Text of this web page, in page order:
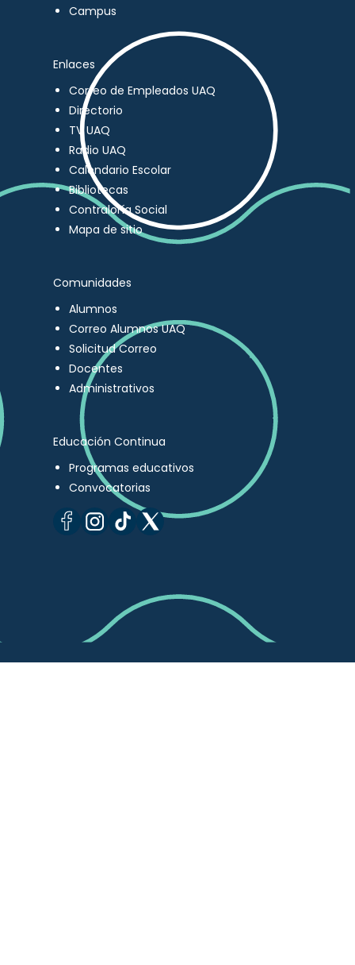
Campus
Enlaces
Correo de Empleados UAQ
Directorio
TV UAQ
Radio UAQ
Calendario Escolar
Bibliotecas
Contraloría Social
Mapa de sitio
Comunidades
Alumnos
Correo Alumnos UAQ
Solicitud Correo
Docentes
Administrativos
Educación Continua
Programas educativos
Convocatorias